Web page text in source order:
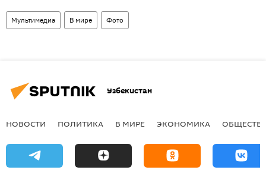
Мультимедиа В мире Фото
Узбекистан
НОВОСТИ ПОЛИТИКА В МИРЕ ЭКОНОМИКА